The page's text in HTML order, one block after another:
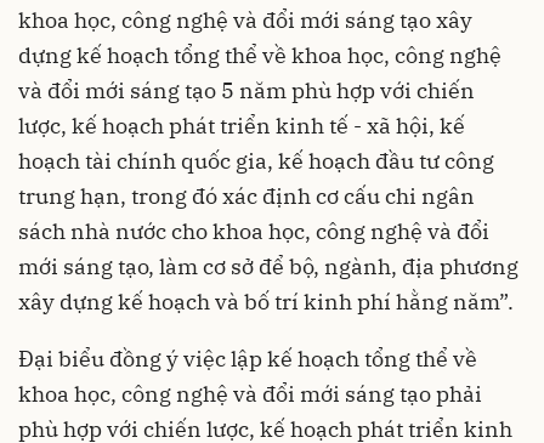
khoa học, công nghệ và đổi mới sáng tạo xây
dựng kế hoạch tổng thể về khoa học, công nghệ
và đổi mới sáng tạo 5 năm phù hợp với chiến
lược, kế hoạch phát triển kinh tế - xã hội, kế
hoạch tài chính quốc gia, kế hoạch đầu tư công
trung hạn, trong đó xác định cơ cấu chi ngân
sách nhà nước cho khoa học, công nghệ và đổi
mới sáng tạo, làm cơ sở để bộ, ngành, địa phương
xây dựng kế hoạch và bố trí kinh phí hằng năm”.
Đại biểu đồng ý việc lập kế hoạch tổng thể về
khoa học, công nghệ và đổi mới sáng tạo phải
phù hợp với chiến lược, kế hoạch phát triển kinh